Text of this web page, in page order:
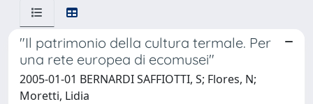
"Il patrimonio della cultura termale. Per
una rete europea di ecomusei"
2005-01-01 BERNARDI SAFFIOTTI, S; Flores, N;
Moretti, Lidia